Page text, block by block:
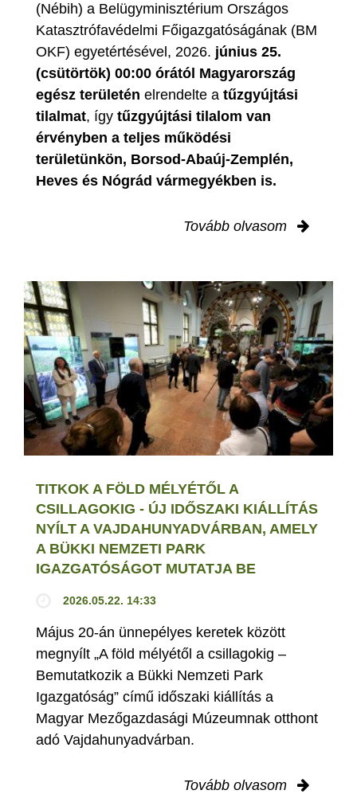
(Nébih) a Belügyminisztérium Országos
Katasztrófavédelmi Főigazgatóságának (BM
OKF) egyetértésével, 2026. június 25.
(csütörtök) 00:00 órától Magyarország
egész területén elrendelte a tűzgyújtási
tilalmat, így tűzgyújtási tilalom van
érvényben a teljes működési
területünkön, Borsod-Abaúj-Zemplén,
Heves és Nógrád vármegyékben is.
Tovább olvasom
TITKOK A FÖLD MÉLYÉTŐL A
CSILLAGOKIG - ÚJ IDŐSZAKI KIÁLLÍTÁS
NYÍLT A VAJDAHUNYADVÁRBAN, AMELY
A BÜKKI NEMZETI PARK
IGAZGATÓSÁGOT MUTATJA BE
2026.05.22. 14:33
Május 20-án ünnepélyes keretek között
megnyílt „A föld mélyétől a csillagokig –
Bemutatkozik a Bükki Nemzeti Park
Igazgatóság” című időszaki kiállítás a
Magyar Mezőgazdasági Múzeumnak otthont
adó Vajdahunyadvárban.
Tovább olvasom